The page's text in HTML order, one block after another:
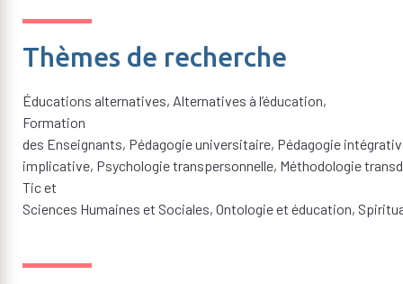
Thèmes de recherche
Éducations alternatives, Alternatives à l’éducation,
Formation
des Enseignants, Pédagogie universitaire, Pédagogie
implicative, Psychologie transpersonnelle, Méthodologie
Tic et
Sciences Humaines et Sociales, Ontologie et éducation,